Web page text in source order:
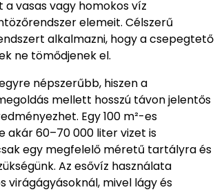
vasas vagy homokos víz
elemeit. Célszerű
alkalmazni, hogy a csepegtető
ne tömődjenek el.
népszerűbb, hiszen a
mellett hosszú távon jelentős
Egy 100 m²-es
akár 60–70 000 liter vizet is
egy megfelelő méretű tartályra és
Az esővíz használata
virágágyásoknál, mivel lágy és